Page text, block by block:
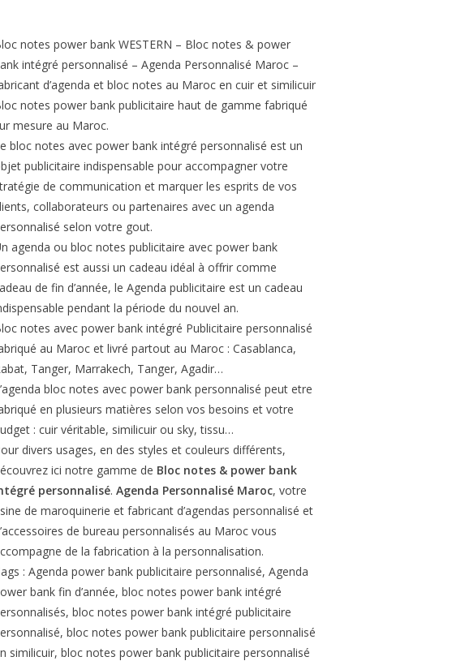
notes power bank WESTERN – Bloc notes & power
intégré personnalisé – Agenda Personnalisé Maroc –
d’agenda et bloc notes au Maroc en cuir et similicuir
notes power bank publicitaire haut de gamme fabriqué
mesure au Maroc.
bloc notes avec power bank intégré personnalisé est un
publicitaire indispensable pour accompagner votre
de communication et marquer les esprits de vos
collaborateurs ou partenaires avec un agenda
selon votre gout.
agenda ou bloc notes publicitaire avec power bank
est aussi un cadeau idéal à offrir comme
de fin d’année, le Agenda publicitaire est un cadeau
pendant la période du nouvel an.
notes avec power bank intégré Publicitaire personnalisé
au Maroc et livré partout au Maroc : Casablanca,
Tanger, Marrakech, Tanger, Agadir…
bloc notes avec power bank personnalisé peut etre
en plusieurs matières selon vos besoins et votre
: cuir véritable, similicuir ou sky, tissu…
divers usages, en des styles et couleurs différents,
ici notre gamme de Bloc notes & power bank
personnalisé. Agenda Personnalisé Maroc, votre
de maroquinerie et fabricant d’agendas personnalisé et
de bureau personnalisés au Maroc vous
de la fabrication à la personnalisation.
: Agenda power bank publicitaire personnalisé, Agenda
bank fin d’année, bloc notes power bank intégré
bloc notes power bank intégré publicitaire
bloc notes power bank publicitaire personnalisé
similicuir, bloc notes power bank publicitaire personnalisé